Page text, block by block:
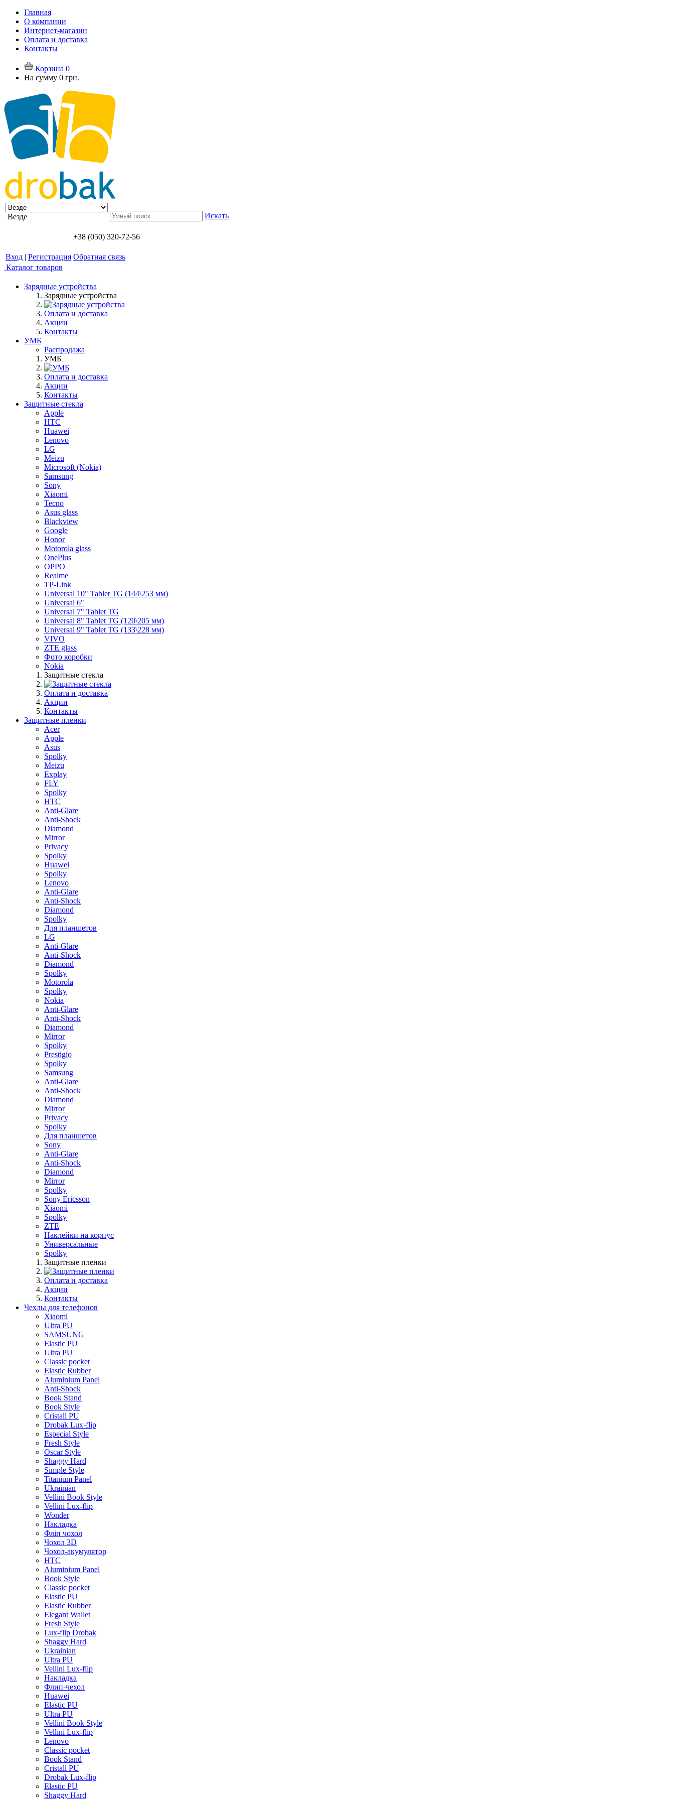
Главная
О компании
Интернет-магазин
Оплата и доставка
Контакты
Корзина 0
На сумму 0 грн.
Везде Искать
+38 (050) 320-72-56
Вход | Регистрация Обратная связь
Каталог товаров
Зарядные устройства
Зарядные устройства
Оплата и доставка
Акции
Контакты
УМБ
Распродажа
УМБ
Оплата и доставка
Акции
Контакты
Защитные стекла
Apple
HTC
Huawei
Lenovo
LG
Meizu
Microsoft (Nokia)
Samsung
Sony
Xiaomi
Tecno
Asus glass
Blackview
Google
Honor
Motorola glass
OnePlus
OPPO
Realme
TP-Link
Universal 10" Tablet TG (144\253 мм)
Universal 6"
Universal 7" Tablet TG
Universal 8" Tablet TG (120\205 мм)
Universal 9" Tablet TG (133\228 мм)
VIVO
ZTE glass
Фото коробки
Nokia
Защитные стекла
Оплата и доставка
Акции
Контакты
Защитные пленки
Acer
Apple
Asus
Spolky
Meizu
Explay
FLY
Spolky
HTC
Anti-Glare
Anti-Shock
Diamond
Mirror
Privacy
Spolky
Huawei
Spolky
Lenovo
Anti-Glare
Anti-Shock
Diamond
Spolky
Для планшетов
LG
Anti-Glare
Anti-Shock
Diamond
Spolky
Motorola
Spolky
Nokia
Anti-Glare
Anti-Shock
Diamond
Mirror
Spolky
Prestigio
Spolky
Samsung
Anti-Glare
Anti-Shock
Diamond
Mirror
Privacy
Spolky
Для планшетов
Sony
Anti-Glare
Anti-Shock
Diamond
Mirror
Spolky
Sony Ericsson
Xiaomi
Spolky
ZTE
Наклейки на корпус
Универсальные
Spolky
Защитные пленки
Оплата и доставка
Акции
Контакты
Чехлы для телефонов
Xiaomi
Ultra PU
SAMSUNG
Elastic PU
Ultra PU
Classic pocket
Elastic Rubber
Aluminium Panel
Anti-Shock
Book Stand
Book Style
Cristall PU
Drobak Lux-flip
Especial Style
Fresh Style
Oscar Style
Shaggy Hard
Simple Style
Titanium Panel
Ukrainian
Vellini Book Style
Vellini Lux-flip
Wonder
Накладка
Фліп чохол
Чохол 3D
Чохол-акумулятор
HTC
Aluminium Panel
Book Style
Classic pocket
Elastic PU
Elastic Rubber
Elegant Wallet
Fresh Style
Lux-flip Drobak
Shaggy Hard
Ukrainian
Ultra PU
Vellini Lux-flip
Накладка
Флип-чехол
Huawei
Elastic PU
Ultra PU
Vellini Book Style
Vellini Lux-flip
Lenovo
Classic pocket
Book Stand
Cristall PU
Drobak Lux-flip
Elastic PU
Shaggy Hard